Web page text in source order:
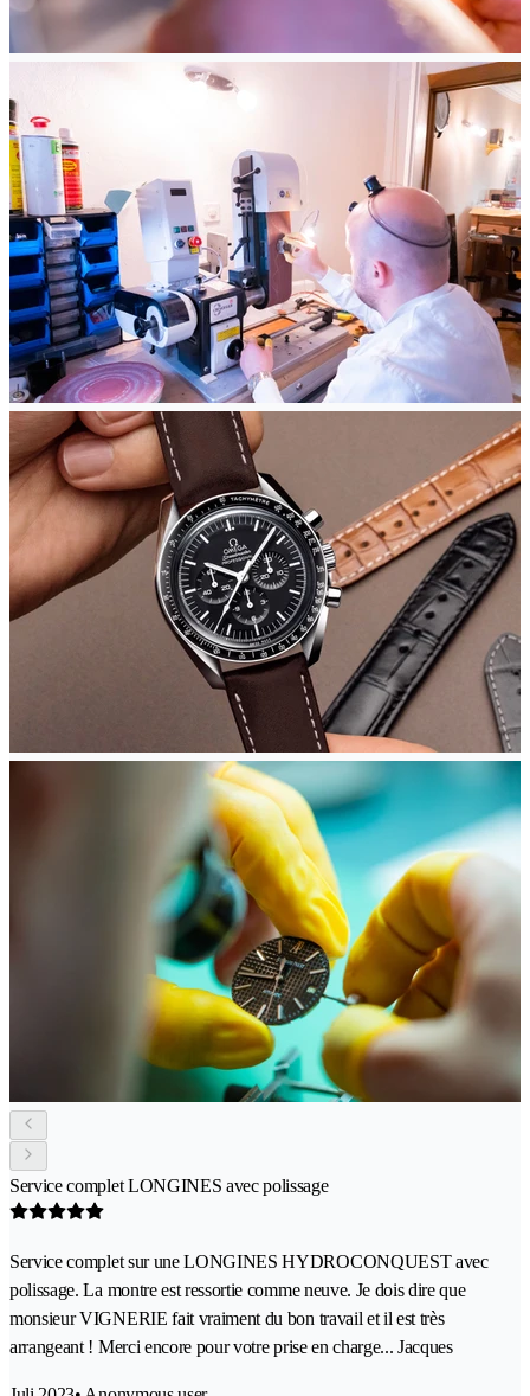
Service complet LONGINES avec polissage
Service complet sur une LONGINES HYDROCONQUEST avec
polissage. La montre est ressortie comme neuve. Je dois dire que
monsieur VIGNERIE fait vraiment du bon travail et il est très
arrangeant ! Merci encore pour votre prise en charge... Jacques